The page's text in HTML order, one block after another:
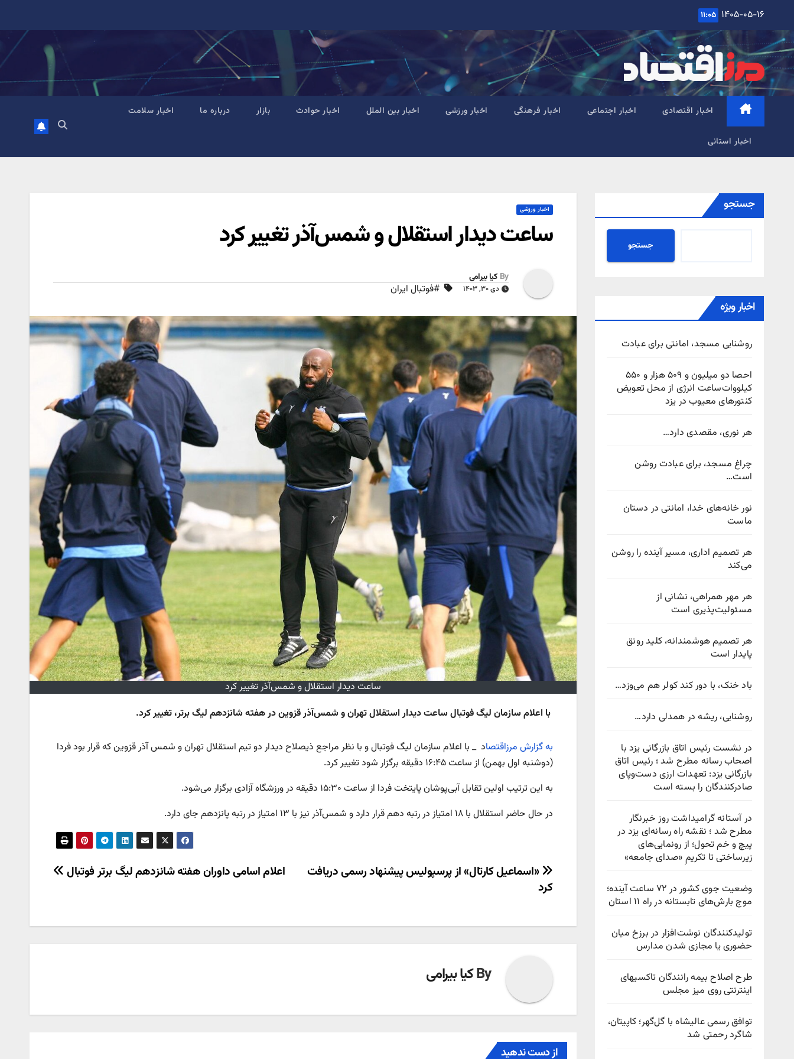
content
۱۴۰۵-۰۵-۱۶ ۱۱:۰۵
اخبار اقتصادی اخبار اجتماعی اخبار فرهنگی اخبار ورزشی اخبار بین الملل اخبار حوادث بازار درباره ما اخبار سلامت
اخبار استانی
جستجو
جستجو
اخبار ویژه
روشنایی مسجد، امانتی برای عبادت
احصا دو میلیون و ۵۰۹ هزار و ۵۵۰
کیلووات‌ساعت انرژی از محل تعویض
کنتورهای معیوب در یزد
هر نوری، مقصدی دارد…
چراغ مسجد، برای عبادت روشن
است…
نور خانه‌های خدا، امانتی در دستان
ماست
هر تصمیم اداری، مسیر آینده را روشن
می‌کند
هر مهر همراهی، نشانی از
مسئولیت‌پذیری است
هر تصمیم هوشمندانه، کلید رونق
پایدار است
باد خنک، با دور کند کولر هم می‌وزد…
روشنایی، ریشه در همدلی دارد…
در نشست رئیس اتاق بازرگانی یزد با
اصحاب رسانه مطرح شد ؛ رئیس اتاق
بازرگانی یزد: تعهدات ارزی دست‌وپای
صادرکنندگان را بسته است
در آستانه گرامیداشت روز خبرنگار
مطرح شد ؛ نقشه راه رسانه‌ای یزد در
پیچ‌ و خم تحول؛ از رونمایی‌های
زیرساختی تا تکریمِ «صدای جامعه»
وضعیت جوی کشور در ۷۲ ساعت آینده؛
موج بارش‌های تابستانه در راه ۱۱ استان
تولیدکنندگان نوشت‌افزار در برزخ میان
حضوری یا مجازی شدن مدارس
طرح اصلاح بیمه رانندگان تاکسیهای
اینترنتی روی میز مجلس
توافق رسمی عالیشاه با گل‌گهر؛ کاپیتان،
شاگرد رحمتی شد
اخبار ورزشی
ساعت دیدار استقلال و شمس‌آذر تغییر کرد
By کیا بیرامی
دی ۳۰, ۱۴۰۳ #فوتبال ایران
ساعت دیدار استقلال و شمس‌آذر تغییر کرد
با اعلام سازمان لیگ فوتبال ساعت دیدار استقلال تهران و شمس‌آذر قزوین در هفته شانزدهم لیگ برتر، تغییر کرد.
به گزارش مرزاقتصاد _ با اعلام سازمان لیگ فوتبال و با نظر مراجع ذیصلاح دیدار دو تیم استقلال تهران و شمس آذر قزوین که قرار بود فردا
(دوشنبه اول بهمن) از ساعت ۱۶:۴۵ دقیقه برگزار شود تغییر کرد.
به این ترتیب اولین تقابل آبی‌پوشان پایتخت فردا از ساعت ۱۵:۳۰ دقیقه در ورزشگاه آزادی برگزار می‌شود.
در حال حاضر استقلال با ۱۸ امتیاز در رتبه دهم قرار دارد و شمس‌آذر نیز با ۱۳ امتیاز در رتبه پانزدهم جای دارد.
راهبری
نوشته
اعلام اسامی داوران هفته شانزدهم لیگ برتر فوتبال
«اسماعیل کارتال» از پرسپولیس پیشنهاد رسمی دریافت
کرد
Byکیا بیرامی
از دست ندهید